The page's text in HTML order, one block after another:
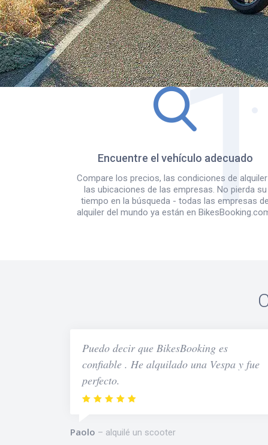
Encuentre el vehículo adecuado
Compare los precios, las condiciones de
las ubicaciones de las empresas. No pierda su
tiempo en la búsqueda - todas las empresas de
alquiler del mundo ya están en
Puedo decir que BikesBooking es
confiable . He alquilado una Vespa y fue
perfecto.
Paolo alquilé un scooter